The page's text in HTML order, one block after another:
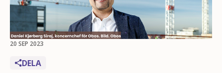
20 SEP 2023
DELA